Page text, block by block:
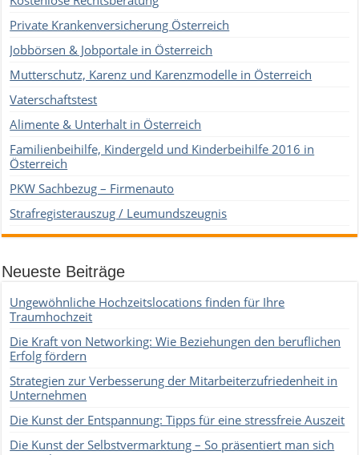
Private Krankenversicherung Österreich
Jobbörsen & Jobportale in Österreich
Mutterschutz, Karenz und Karenzmodelle in Österreich
Vaterschaftstest
Alimente & Unterhalt in Österreich
Familienbeihilfe, Kindergeld und Kinderbeihilfe 2016 in
Österreich
PKW Sachbezug – Firmenauto
Strafregisterauszug / Leumundszeugnis
Neueste Beiträge
Ungewöhnliche Hochzeitslocations finden für Ihre
Traumhochzeit
Die Kraft von Networking: Wie Beziehungen den beruflichen
Erfolg fördern
Strategien zur Verbesserung der Mitarbeiterzufriedenheit in
Unternehmen
Die Kunst der Entspannung: Tipps für eine stressfreie Auszeit
Die Kunst der Selbstvermarktung – So präsentiert man sich